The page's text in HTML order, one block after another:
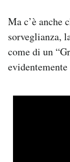
Ma c’è anche
sorveglianza,
come di un